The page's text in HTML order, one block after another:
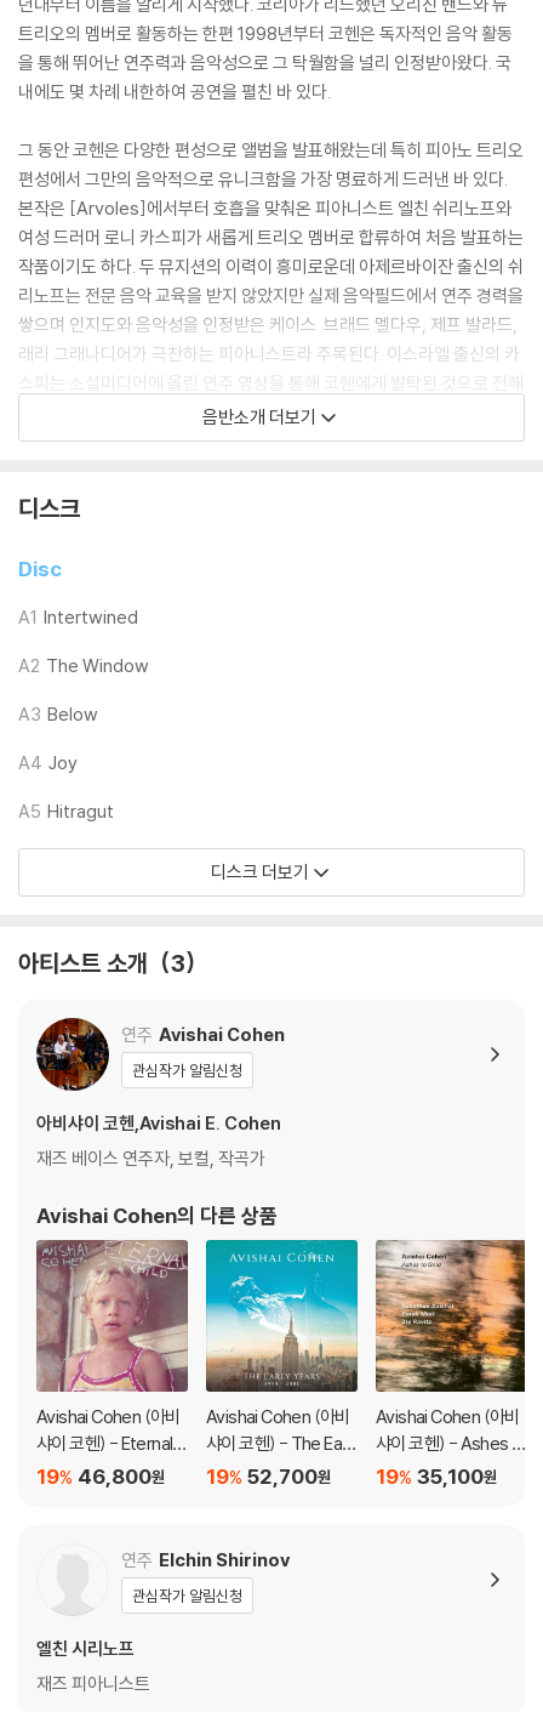
트리오의 멤버로 활동하는 한편 1998년부터 코헨은 독자적인 음악 활동
을 통해 뛰어난 연주력과 음악성으로 그 탁월함을 널리 인정받아왔다. 국
내에도 몇 차례 내한하여 공연을 펼친 바 있다.
그 동안 코헨은 다양한 편성으로 앨범을 발표해왔는데 특히 피아노 트리오
편성에서 그만의 음악적으로 유니크함을 가장 명료하게 드러낸 바 있다.
본작은 [Arvoles]에서부터 호흡을 맞춰온 피아니스트 엘친 쉬리노프와
여성 드러머 로니 카스피가 새롭게 트리오 멤버로 합류하여 처음 발표하는
작품이기도 하다. 두 뮤지션의 이력이 흥미로운데 아제르바이잔 출신의 쉬
리노프는 전문 음악 교육을 받지 않았지만 실제 음악필드에서 연주 경력을
쌓으며 인지도와 음악성을 인정받은 케이스. 브래드 멜다우, 제프 발라드,
래리 그래나디어가 극찬하는 피아니스트라 주목된다. 이스라엘 출신의 카
스피는 소셜미디어에 올린 연주 영상을 통해 코헨에게 발탁된 것으로 전해
지는데 그녀는 2021년 버클리 음대를 졸업, 이제 21살 밖에 되지 않은, 그
야말로 촉망받는 뮤지션이라 할 수 있다.
새 앨범은 전형적인 코헨 트리오의 복귀를 알리는 첫 곡 ‘Intertwined’으
라엘 느낌이 묻어나는 독특한 멜로디, 리듬의 향연을 감상할 수 있다. 코헨
아노가 단연 돋보이는 발라드 ‘Kinderblock’ 그리고 트리오의 집중력 있
고 있다.
‘Lokum’가 각각 다르게 수록되어 있다.
LP 구매시 참고 사항 안내드립니다.
있습니다.
2) 디스크 라벨은 공정상 매끄럽게 부착되지 않을 수도 있으며 겉포장 비
닐은 품질보증대상이 아닙니다.
3) 일본 제작 LP는 대부분 겉비닐이 밀봉되어 있지 않습니다.
4) 디지털 다운로드 코드는 본사에서 공지 없이 증정 종료될 수 있습니다.
※ 재생 불량
모델) 다이내믹 사운드의 편차가 큰 트랙을 재생할 때 이상 현상이 발생할
수 있습니다.
기기 문제로 인해 발생하는 재생 불량 현상에 대해서는 반품/교환이 불가
하니 침압 조절이 가능한 기기에서 재생하실 것을 권유 드립니다.
2) 디스크는 정전기와 먼지로 인해 재생이 원활하지 않은 경우가 있습니
다. 전용 제품으로 이를 제거하면 대부분 해결됩니다.
※ 디스크 외관 불량
1) 열을 가하여 제작하는 바이닐 공정 특성상 디스크 표면이 미세하게 울
재생이 불안정한 경우 스태빌라이저를 사용하시면 좀 더 안정적인 재생이
2) 재생 음역의 왜곡을 최소화 하고 반복 재생시에도 최대한 일관되게 유
블 스핀들에 맞지 않는 경우에는 전용 제품 등을 이용하여 센터 홀을 조정
하시면 해결됩니다.
음반소개 더보기
디스크
Disc
A1 Intertwined
A2 The Window
A3 Below
A4 Joy
A5 Hitragut
디스크 더보기
아티스트 소개 3
연주 Avishai Cohen
관심작가 알림신청
아비샤이 코헨,Avishai E. Cohen
재즈 베이스 연주자, 보컬, 작곡가
Avishai Cohen의 다른 상품
Avishai Cohen (아비
샤이 코헨) - Eternal C
hild [LP]46,800원
19%
Avishai Cohen (아비
샤이 코헨) - The Earl
y Years 1998~2001
52,700원
19%
Avishai Cohen (아비
샤이 코헨) - Ashes t
o Gold [LP]
35,100원
19%
연주 Elchin Shirinov
관심작가 알림신청
엘친 시리노프
재즈 피아니스트